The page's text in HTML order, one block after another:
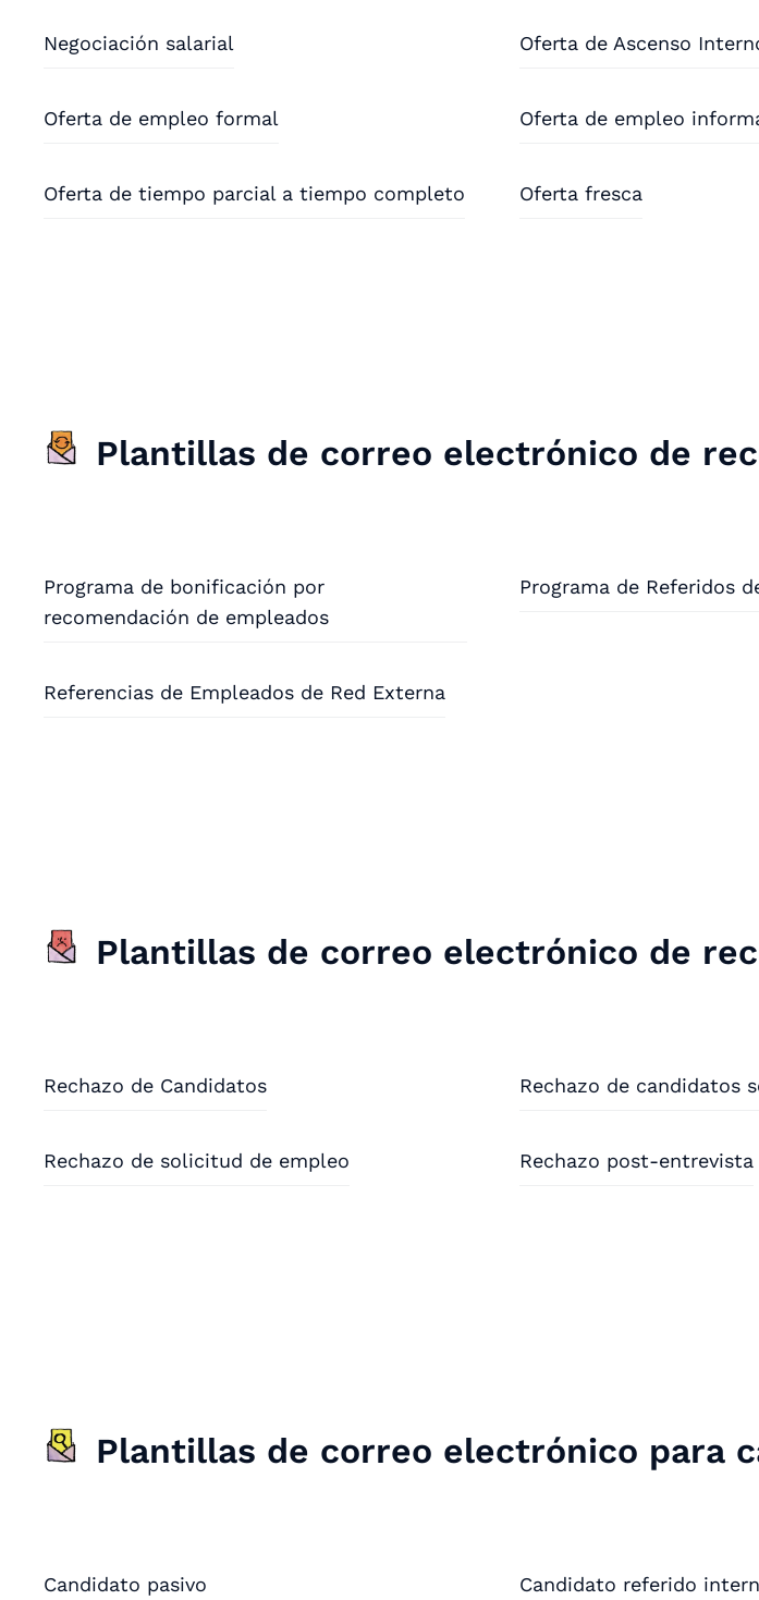
Negociación salarial Oferta de Ascenso
Oferta de empleo formal Oferta de empleo
Oferta de tiempo parcial a tiempo completo Oferta fresca
Plantillas de correo electrónico de
Programa de bonificación por
recomendación de empleados
Programa de Referidos
Referencias de Empleados de Red Externa
Plantillas de correo electrónico de
Rechazo de Candidatos Rechazo de candidatos
Rechazo de solicitud de empleo Rechazo post-entrevista
Plantillas de correo electrónico para
Candidato pasivo Candidato referido